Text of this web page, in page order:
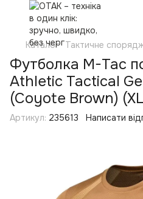
Каталог Тактичне
Футболка M-Tac
Athletic Tactical
(Coyote Brown)
Артикул: 235613 Написати